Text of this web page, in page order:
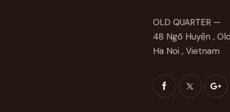
OLD QUARTER —
48 Ngõ Huyện ,
Ha Noi , Vietnam